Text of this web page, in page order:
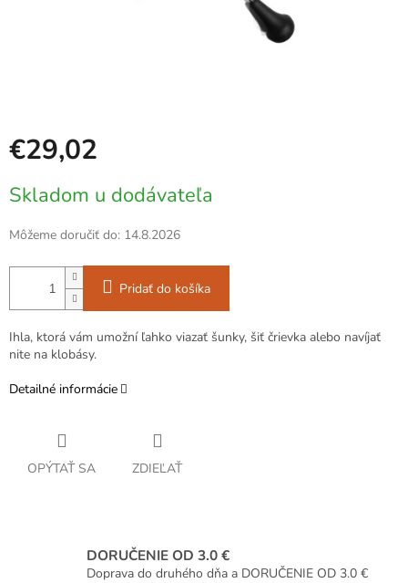
€29,02
cena:
Skladom u dodávateľa
Môžeme doručiť do: 14.8.2026
Pridať do košíka
Ihla, ktorá vám umožní ľahko viazať šunky, šiť črievka alebo navíjať
nite na klobásy.
Detailné informácie
OPÝTAŤ SA ZDIEĽAŤ
DORUČENIE OD 3.0 €
Doprava do druhého dňa a DORUČENIE OD 3.0 €